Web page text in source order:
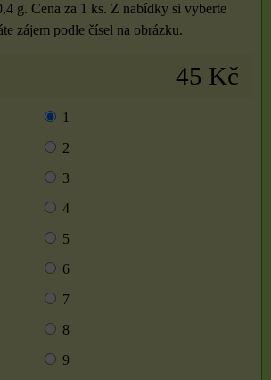
g. Cena za 1 ks. Z nabídky si vyberte
zájem podle čísel na obrázku.
45 Kč
1
2
3
4
5
6
7
8
9